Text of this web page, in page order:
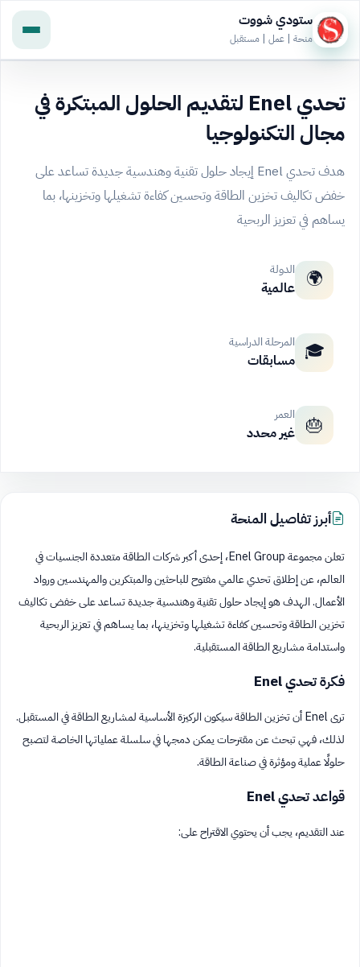
ستودي شووت
منحة | عمل | مستقبل
تحدي Enel لتقديم الحلول المبتكرة في
مجال التكنولوجيا
هدف تحدي Enel إيجاد حلول تقنية وهندسية جديدة تساعد على
خفض تكاليف تخزين الطاقة وتحسين كفاءة تشغيلها وتخزينها، بما
يساهم في تعزيز الربحية
🌍 الدولة
عالمية
🎓 المرحلة الدراسية
مسابقات
🎂 العمر
غير محدد
أبرز تفاصيل المنحة
تعلن مجموعة Enel Group، إحدى أكبر شركات الطاقة متعددة الجنسيات في
العالم، عن إطلاق تحدي عالمي مفتوح للباحثين والمبتكرين والمهندسين ورواد
الأعمال. الهدف هو إيجاد حلول تقنية وهندسية جديدة تساعد على خفض تكاليف
تخزين الطاقة وتحسين كفاءة تشغيلها وتخزينها، بما يساهم في تعزيز الربحية
واستدامة مشاريع الطاقة المستقبلية.
فكرة تحدي Enel
ترى Enel أن تخزين الطاقة سيكون الركيزة الأساسية لمشاريع الطاقة في المستقبل.
لذلك، فهي تبحث عن مقترحات يمكن دمجها في سلسلة عملياتها الخاصة لتصبح
حلولًا عملية ومؤثرة في صناعة الطاقة.
قواعد تحدي Enel
عند التقديم، يجب أن يحتوي الاقتراح على: